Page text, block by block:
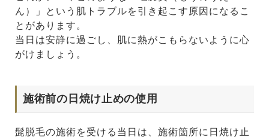
ん）」という肌トラブルを引き起こす原因になるこ
とがあります。
当日は安静に過ごし、肌に熱がこもらないように心
がけましょう。
施術前の日焼け止めの使用
髭脱毛の施術を受ける当日は、施術箇所に日焼け止